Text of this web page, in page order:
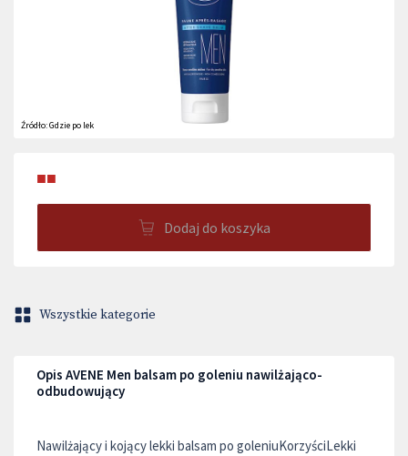
Źródło:Gdzie po lek
■■
Dodaj do koszyka
Wszystkie kategorie
Opis AVENE Men balsam po goleniu nawilżająco-
odbudowujący
Nawilżający i kojący lekki balsam po goleniuKorzyściLekki